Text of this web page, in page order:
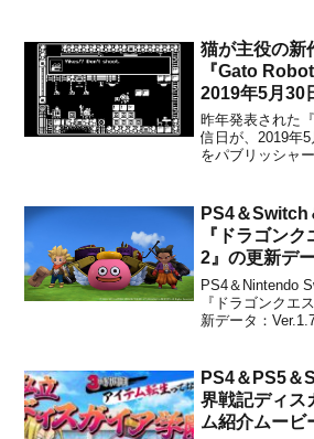
ァミ通などでは
猫が主役の新
『Gato
2019年5月30
Date Trailer
昨年発表された
信日が、2019年
をパブリッシャ
の価格は$7.99に
PS4＆Switch
『ドラゴン
2』の更新デ
2030年3月19
PS4＆Nintendo
『ドラゴンクエ
新データ：
無効になる不具
以下、パッチノ
PS4＆PS5＆
界戦記ディス
ム紹介ムービ